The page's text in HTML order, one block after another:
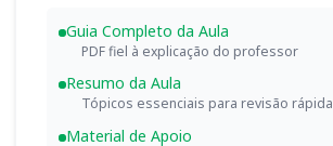
Guia Completo da Aula
PDF fiel à explicação do professor
Resumo da Aula
Tópicos essenciais para revisão rápida
Material de Apoio